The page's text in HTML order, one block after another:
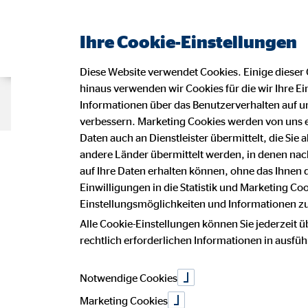
Beraterseite Karriere bei OVB
Dieser Internetauftritt ist ein
Georg Kaiser
Bezirksdirektor für die OVB
29664 Walsrode
Ihre Cookie-Einstellungen
Diese Website verwendet Cookies. Einige
hinaus verwenden wir Cookies für die wir Ihre
Informationen über das Benutzerverhalten auf
verbessern. Marketing Cookies werden von
Daten auch an Dienstleister übermittelt, die Sie
andere Länder übermittelt werden, in denen
auf Ihre Daten erhalten können, ohne das
Einwilligungen in die Statistik und Marketing
Einstellungsmöglichkeiten und Informationen
Alle Cookie-Einstellungen können Sie jederzeit
rechtlich erforderlichen Informationen in
Notwendige Cookies
Marketing Cookies